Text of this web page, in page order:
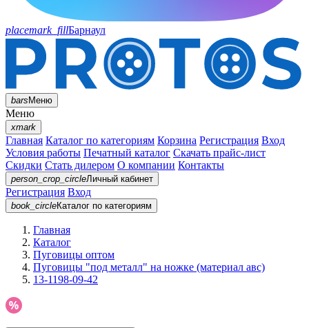
placemark_fillБарнаул
barsМеню
Меню
xmark
Главная Каталог по категориям Корзина Регистрация Вход
Условия работы Печатный каталог Скачать прайс-лист
Скидки Стать дилером О компании Контакты
person_crop_circleЛичный кабинет
Регистрация Вход
book_circleКаталог по категориям
Главная
Каталог
Пуговицы оптом
Пуговицы "под металл" на ножке (материал авс)
13-1198-09-42